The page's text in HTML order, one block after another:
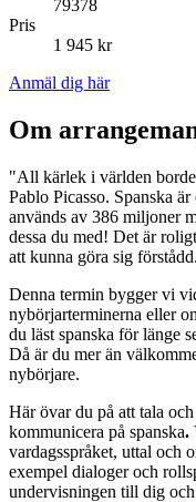
79378
Pris
1 945 kr
Anmäl dig här
Om
"All kärlek i världen
Pablo Picasso. Spanska
används av 386 miljoner
dessa du med! Det är
att kunna göra sig
Denna termin bygger vi
nybörjarterminerna eller
du läst spanska för länge
Då är du mer än
nybörjare.
Här övar du på att tala
kommunicera på spanska.
vardagsspråket, uttal och
exempel dialoger och
undervisningen till dig